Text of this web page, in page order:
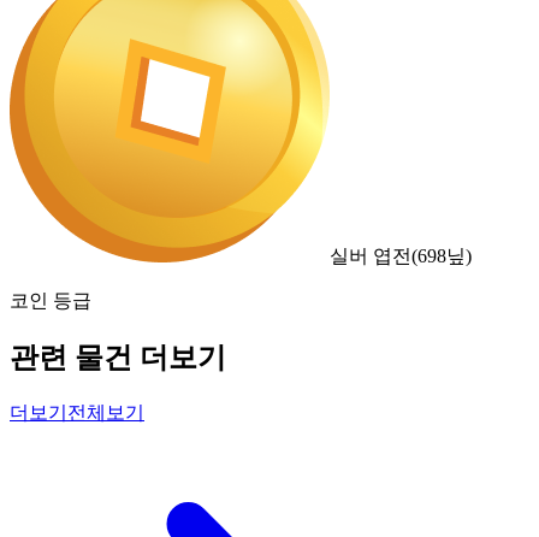
실버 엽전(698닢)
코인 등급
관련 물건 더보기
더보기 전체보기